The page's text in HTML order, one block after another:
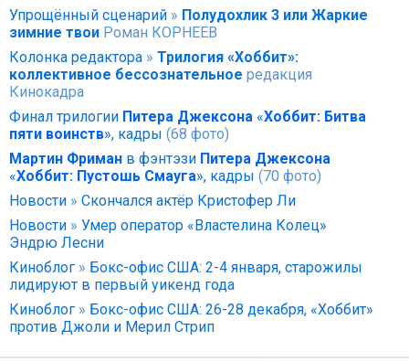
Упрощённый сценарий » Полудохлик 3 или Жаркие
зимние твои Роман КОРНЕЕВ
Колонка редактора » Трилогия «Хоббит»:
коллективное бессознательное редакция
Кинокадра
Финал трилогии Питера Джексона «Хоббит: Битва
пяти воинств», кадры (68 фото)
Мартин Фриман в фэнтэзи Питера Джексона
«Хоббит: Пустошь Смауга», кадры (70 фото)
Новости » Скончался актёр Кристофер Ли
Новости » Умер оператор «Властелина Колец»
Эндрю Лесни
Киноблог » Бокс-офис США: 2-4 января, старожилы
лидируют в первый уикенд года
Киноблог » Бокс-офис США: 26-28 декабря, «Хоббит»
против Джоли и Мерил Стрип